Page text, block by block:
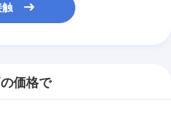
触
価格で